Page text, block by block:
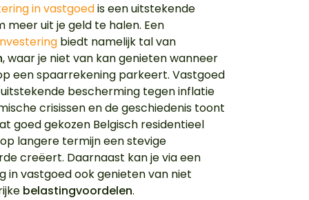
in vastgoedis een uitstekende
meer uit je geld te halen. Een
biedt namelijk tal van
, waar je niet van kan genieten wanneer
een spaarrekening parkeert. Vastgoed
bescherming tegen inflatie
crisissen en de geschiedenis toont
goed gekozen Belgisch residentieel
langere termijn een stevige
creëert. Daarnaast kan je via een
in vastgoed ook genieten van niet
belastingvoordelen.